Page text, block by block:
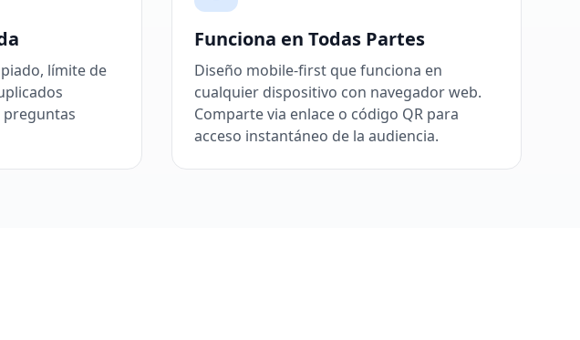
límite de
preguntas
Funciona en Todas Partes
Diseño mobile-first que funciona en
cualquier dispositivo con navegador web.
Comparte via enlace o código QR para
acceso instantáneo de la audiencia.